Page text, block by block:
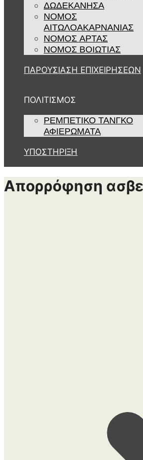
ΔΩΔΕΚΑΝΗΣΑ
ΝΟΜΟΣ
ΑΙΤΩΛΟΑΚΑΡΝΑΝΙΑΣ
ΝΟΜΟΣ ΑΡΤΑΣ
ΝΟΜΟΣ ΒΟΙΩΤΙΑΣ
ΠΑΡΟΥΣΙΑΣΗ ΕΠΙΧΕΙΡΗΣΕΩΝ
ΠΟΛΙΤΙΣΜΟΣ
ΡΕΜΠΈΤΙΚΟ ΤΆΝΓΚΟ
ΑΦΙΕΡΏΜΑΤΑ
ΥΠΟΣΤΉΡΙΞΗ
Απορρόφηση